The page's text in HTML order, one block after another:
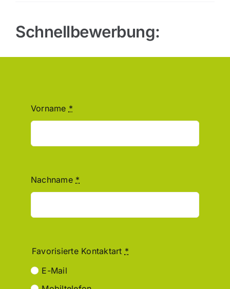
Schnellbewerbung:
Vorname *
Nachname *
Favorisierte Kontaktart *
E-Mail